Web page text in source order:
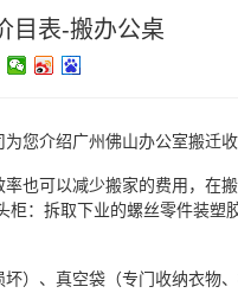
目表-搬办公桌
您介绍广州佛山办公室搬迁
也可以减少搬家的费用，在
：拆取下业的螺丝零件装塑
）、真空袋（专门收纳衣物